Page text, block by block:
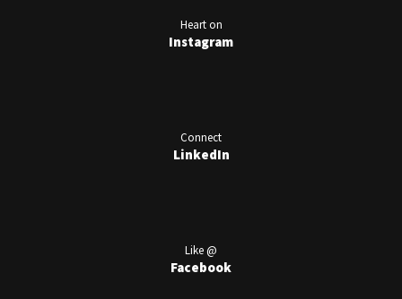
Heart on
Instagram
Connect
LinkedIn
Like @
Facebook